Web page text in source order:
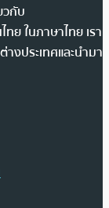
วกับ
ย ในภาษาไทย เรา
งประเทศและนำมา